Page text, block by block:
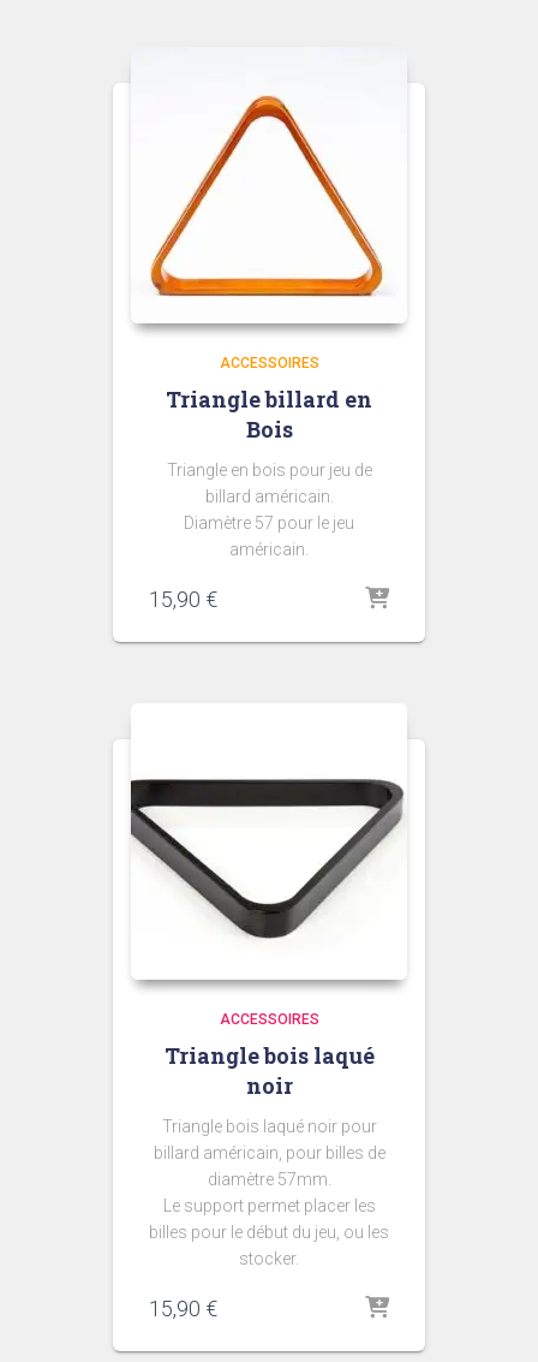
ACCESSOIRES
Triangle billard en
Bois
Triangle en bois pour jeu de
billard américain.
Diamètre 57 pour le jeu
américain.
15,90 €
ACCESSOIRES
Triangle bois laqué
noir
Triangle bois laqué noir pour
billard américain, pour billes de
diamètre 57mm.
Le support permet placer les
billes pour le début du jeu, ou les
stocker.
15,90 €